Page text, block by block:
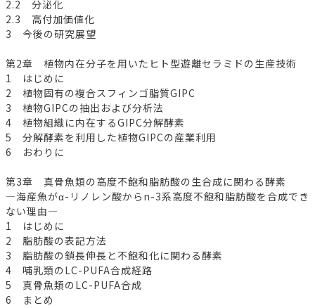
2.2 分泌化
2.3 高付加価値化
3 今後の研究展望
第2章 植物内在分子を用いたヒト型遊離セラミドの生産技術
1 はじめに
2 植物固有の複合スフィンゴ脂質GIPC
3 植物GIPCの抽出および分析法
4 植物組織に内在するGIPC分解酵素
5 分解酵素を利用した植物GIPCの産業利用
6 おわりに
第3章 真骨魚類の高度不飽和脂肪酸の生合成に関わる酵素
―海産魚がα-リノレン酸からn-3系高度不飽和脂肪酸を合成でき
ない理由―
1 はじめに
2 脂肪酸の表記方法
3 脂肪酸の鎖長伸長と不飽和化に関わる酵素
4 哺乳類のLC-PUFA合成経路
5 真骨魚類のLC-PUFA合成
6 まとめ